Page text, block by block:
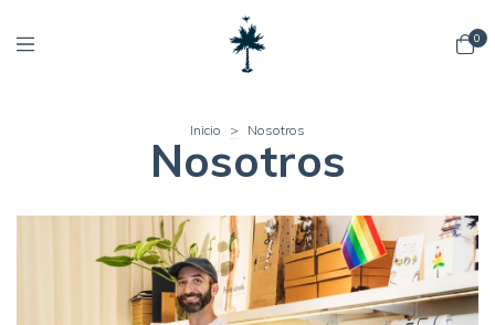
0
Inicio > Nosotros
Nosotros